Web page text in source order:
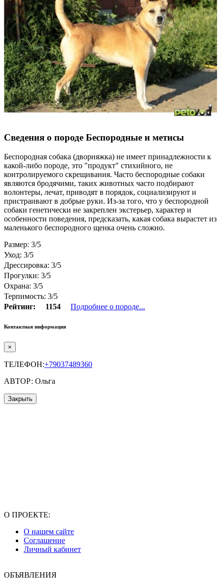
Сведения о породе Бeспородные и метисы
Беспородная собака (дворняжка) не имеет принадлежности к
какой-либо породе, это "продукт" стихийного, не
контролируемого скрещивания. Часто беспородные собаки
являются бродячими, таких животных часто подбирают
волонтеры, лечат, приводят в порядок, социализируют и
пристраивают в добрые руки. Из-за того, что у беспородной
собаки генетически не закреплен экстерьер, характер и
особенности поведения, предсказать, какая собака вырастет из
маленького беспородного щенка очень сложно.
Размер: 3/5
Уход: 3/5
Дрессировка: 3/5
Прогулки: 3/5
Охрана: 3/5
Терпимость: 3/5
Рейтинг:
1154 Подробнее о породе...
Контактная информация
×
ТЕЛЕФОН:+79037489360
АВТОР: Ольга
Закрыть
О ПРОЕКТЕ:
О нашем сайте
Соглашение
Личный кабинет
ОБЪЯВЛЕНИЯ